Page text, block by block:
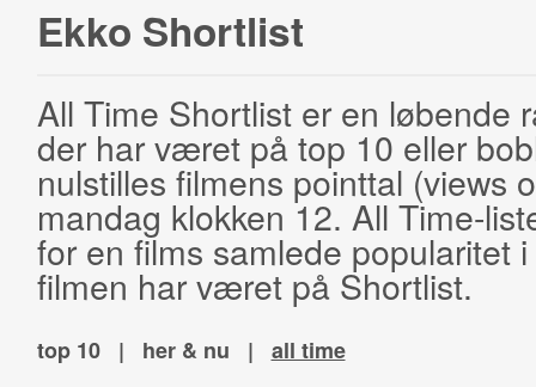
Ekko Shortlist
All Time Shortlist er en løbende
der har været på top 10 eller
nulstilles filmens pointtal (views
mandag klokken 12. All Time-
for en films samlede popularitet
filmen har været på Shortlist.
top 10 | her & nu | all time